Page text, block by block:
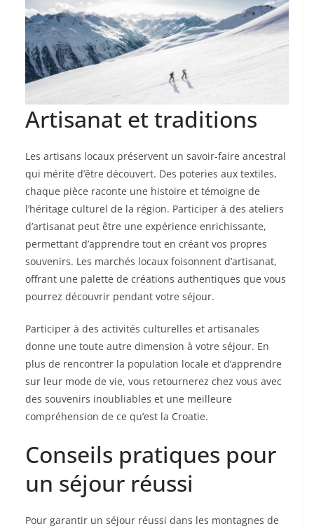
Artisanat et traditions
Les artisans locaux préservent un savoir-faire ancestral
qui mérite d’être découvert. Des poteries aux textiles,
chaque pièce raconte une histoire et témoigne de
l’héritage culturel de la région. Participer à des ateliers
d’artisanat peut être une expérience enrichissante,
permettant d’apprendre tout en créant vos propres
souvenirs. Les marchés locaux foisonnent d’artisanat,
offrant une palette de créations authentiques que vous
pourrez découvrir pendant votre séjour.
Participer à des activités culturelles et artisanales
donne une toute autre dimension à votre séjour. En
plus de rencontrer la population locale et d’apprendre
sur leur mode de vie, vous retournerez chez vous avec
des souvenirs inoubliables et une meilleure
compréhension de ce qu’est la Croatie.
Conseils pratiques pour
un séjour réussi
Pour garantir un séjour réussi dans les montagnes de